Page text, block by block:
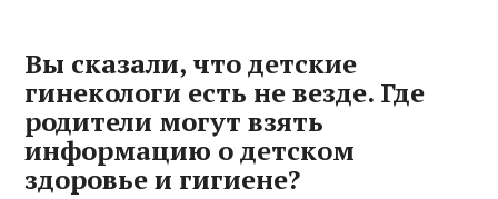
Вы сказали, что детские
гинекологи есть не везде. Где
родители могут взять
информацию о детском
здоровье и гигиене?